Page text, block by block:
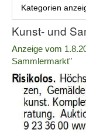
Kategorien
Rubrik:
Kunst- und
Anzeige vom
Sammlermarkt"